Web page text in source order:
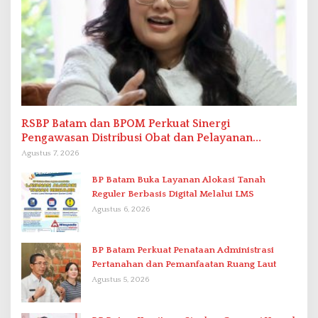
RSBP Batam dan BPOM Perkuat Sinergi
Pengawasan Distribusi Obat dan Pelayanan
Kefarmasian
Agustus 7, 2026
BP Batam Buka Layanan Alokasi Tanah
Reguler Berbasis Digital Melalui LMS
Agustus 6, 2026
BP Batam Perkuat Penataan Administrasi
Pertanahan dan Pemanfaatan Ruang Laut
Agustus 5, 2026